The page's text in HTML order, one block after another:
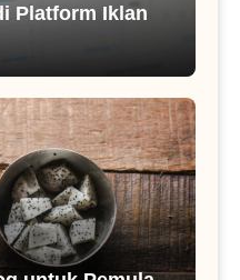
Platform Iklan